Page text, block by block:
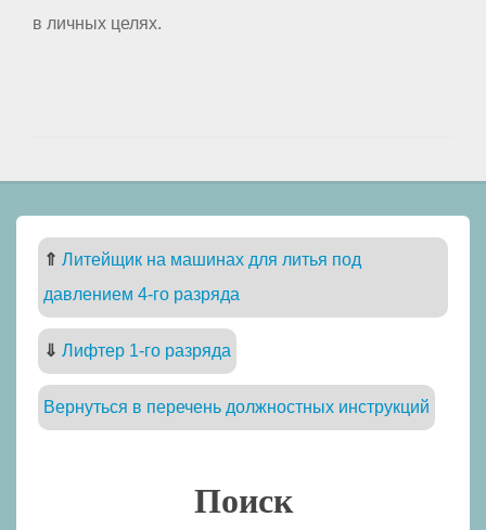
в личных целях.
⇑ Литейщик на машинах для литья под
давлением 4-го разряда
⇓ Лифтер 1-го разряда
Вернуться в перечень должностных инструкций
Поиск